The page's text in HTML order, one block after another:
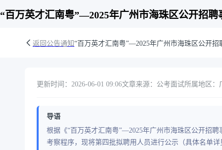
“百万英才汇南粤”—2025年广州市海珠区公开招
返回公告通知“百万英才汇南粤”—2025年广州市海珠区公开
更新时间：2026-06-01 09:06文章来源：公考面试所属地区：
导语
根据《“百万英才汇南粤”—2025年广州市海珠区公开招
考察程序，现将第四批拟聘用人员进行公示（具体名单